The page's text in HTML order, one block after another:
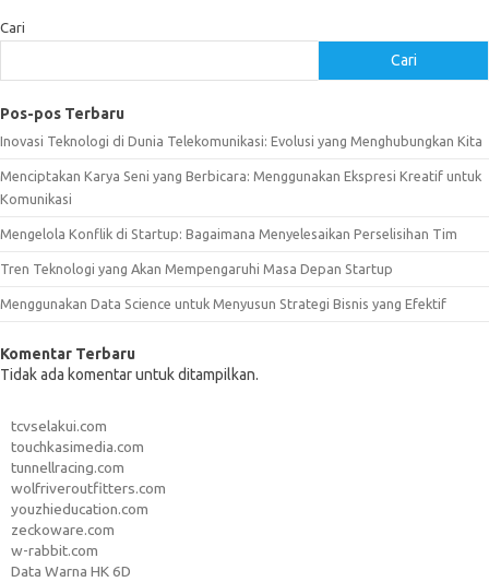
Cari
Cari
Pos-pos Terbaru
Inovasi Teknologi di Dunia Telekomunikasi: Evolusi yang Menghubungkan Kita
Menciptakan Karya Seni yang Berbicara: Menggunakan Ekspresi Kreatif untuk
Komunikasi
Mengelola Konflik di Startup: Bagaimana Menyelesaikan Perselisihan Tim
Tren Teknologi yang Akan Mempengaruhi Masa Depan Startup
Menggunakan Data Science untuk Menyusun Strategi Bisnis yang Efektif
Komentar Terbaru
Tidak ada komentar untuk ditampilkan.
tcvselakui.com
touchkasimedia.com
tunnellracing.com
wolfriveroutfitters.com
youzhieducation.com
zeckoware.com
w-rabbit.com
Data Warna HK 6D